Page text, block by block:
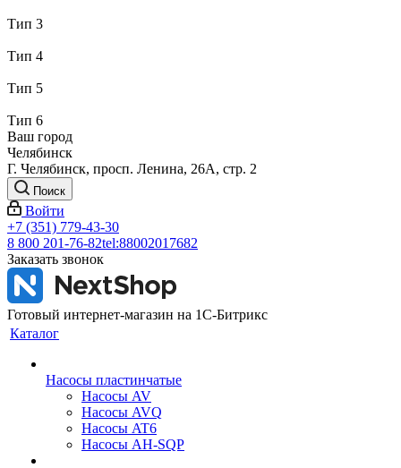
Тип 3
Тип 4
Тип 5
Тип 6
Ваш город
Челябинск
Г. Челябинск, просп. Ленина, 26А, стр. 2
Поиск
Войти
+7 (351) 779-43-30
8 800 201-76-82tel:88002017682
Заказать звонок
Готовый интернет-магазин на 1С-Битрикс
Каталог
Насосы пластинчатые
Насосы AV
Насосы AVQ
Насосы AT6
Насосы AH-SQP